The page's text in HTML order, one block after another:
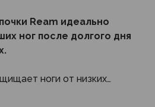
Ream идеально
ног после долгого дня
ноги от низких
Небольшой вес и